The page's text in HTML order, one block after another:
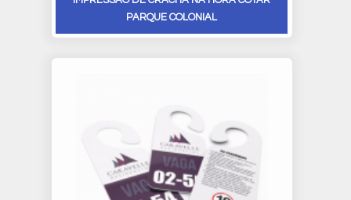
PARQUE COLONIAL